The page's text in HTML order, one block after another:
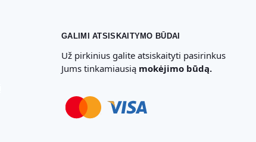
GALIMI ATSISKAITYMO BŪDAI
Už pirkinius galite atsiskaityti pasirinkus
Jums tinkamiausią mokėjimo būdą.